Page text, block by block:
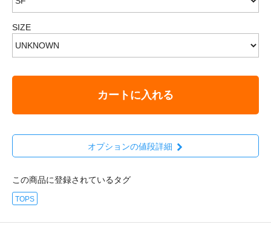
SIZE
カートに入れる
オプションの値段詳細
この商品に登録されているタグ
TOPS